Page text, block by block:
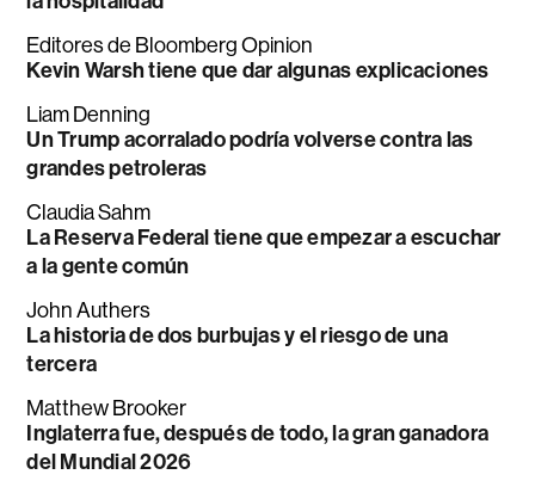
Editores de Bloomberg Opinion
Kevin Warsh tiene que dar algunas explicaciones
Liam Denning
Un Trump acorralado podría volverse contra las
grandes petroleras
Claudia Sahm
La Reserva Federal tiene que empezar a escuchar
a la gente común
John Authers
La historia de dos burbujas y el riesgo de una
tercera
Matthew Brooker
Inglaterra fue, después de todo, la gran ganadora
del Mundial 2026